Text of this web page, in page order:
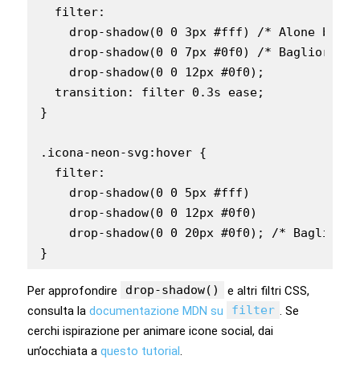
  filter:
drop-shadow(0 0 3px #fff) /* Alone
drop-shadow(0 0 7px #0f0) /* Bagliore
    drop-shadow(0 0 12px #0f0);
  transition: filter 0.3s ease;
}
.icona-neon-svg:hover {
  filter:
    drop-shadow(0 0 5px #fff)
    drop-shadow(0 0 12px #0f0)
drop-shadow(0 0 20px #0f0); /* Bagliore
Per approfondire drop-shadow()
e altri filtri CSS,
consulta la documentazione MDN su filter
. Se
cerchi ispirazione per animare icone social, dai
un’occhiata a questo tutorial